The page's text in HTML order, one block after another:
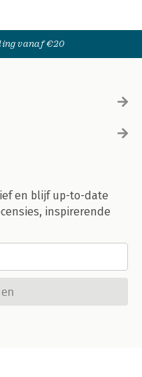
vanaf €20
en blijf up-to-date
inspirerende